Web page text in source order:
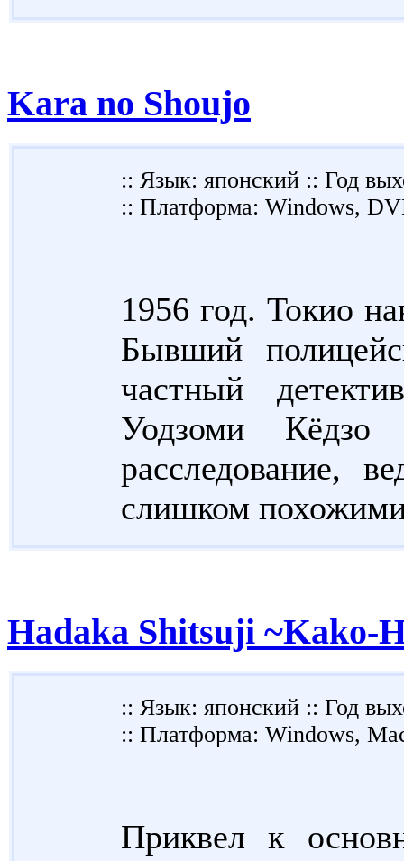
Kara no Shoujo
:: Язык: японский :: Год
:: Платформа: Windows,
1956 год. Токио
Бывший
частный
Уодзоми Кёдзо
расследование,
слишком
Hadaka Shitsuji ~Kako-
:: Язык: японский :: Год
:: Платформа: Windows,
Приквел к